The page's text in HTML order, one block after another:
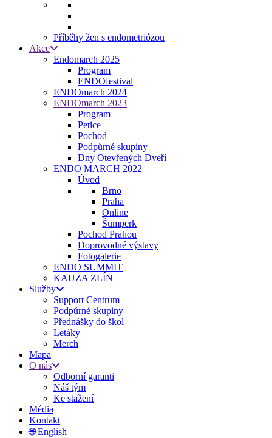
Příběhy žen s endometriózou
Akce
Endomarch 2025
Program
ENDOfestival
ENDOmarch 2024
ENDOmarch 2023
Program
Petice
Pochod
Podpůrné skupiny
Dny Otevřených Dveří
ENDO MARCH 2022
Úvod
Brno
Praha
Online
Šumperk
Pochod Prahou
Doprovodné výstavy
Fotogalerie
ENDO SUMMIT
KAUZA ZLÍN
Služby
Support Centrum
Podpůrné skupiny
Přednášky do škol
Letáky
Merch
Mapa
O nás
Odborní garanti
Náš tým
Ke stažení
Média
Kontakt
🌐 English